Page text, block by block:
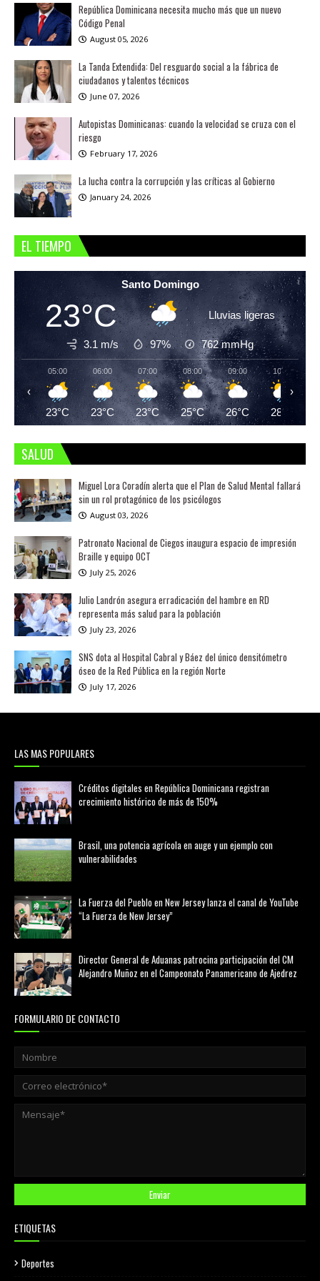
República Dominicana necesita mucho más que un nuevo
Código Penal
August 05, 2026
La Tanda Extendida: Del resguardo social a la fábrica de
ciudadanos y talentos técnicos
June 07, 2026
Autopistas Dominicanas: cuando la velocidad se cruza con el
riesgo
February 17, 2026
La lucha contra la corrupción y las críticas al Gobierno
January 24, 2026
EL TIEMPO
Santo Domingo
23°C Lluvias ligeras
3.1 m/s 97% 762mmHg
05:00
23°C
06:00
23°C
07:00
23°C
08:00
25°C
09:00
26°C
10:00
28°C
‹ ›
SALUD
Miguel Lora Coradín alerta que el Plan de Salud Mental fallará
sin un rol protagónico de los psicólogos
August 03, 2026
Patronato Nacional de Ciegos inaugura espacio de impresión
Braille y equipo OCT
July 25, 2026
Julio Landrón asegura erradicación del hambre en RD
representa más salud para la población
July 23, 2026
SNS dota al Hospital Cabral y Báez del único densitómetro
óseo de la Red Pública en la región Norte
July 17, 2026
LAS MAS POPULARES
Créditos digitales en República Dominicana registran
crecimiento histórico de más de 150%
Brasil, una potencia agrícola en auge y un ejemplo con
vulnerabilidades
La Fuerza del Pueblo en New Jersey lanza el canal de YouTube
“La Fuerza de New Jersey”
Director General de Aduanas patrocina participación del CM
Alejandro Muñoz en el Campeonato Panamericano de Ajedrez
FORMULARIO DE CONTACTO
ETIQUETAS
Deportes